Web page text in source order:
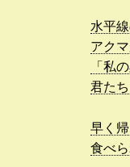
水平
アク
「私
君た
早く
食べ